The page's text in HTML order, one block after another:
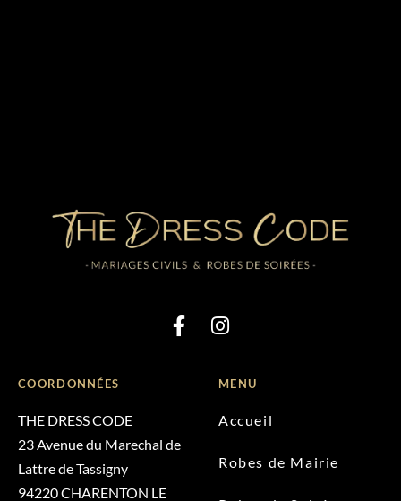
COORDONNÉES
THE DRESS CODE
23 Avenue du Marechal de
Lattre de Tassigny
94220 CHARENTON LE
MENU
Accueil
Robes de Mairie